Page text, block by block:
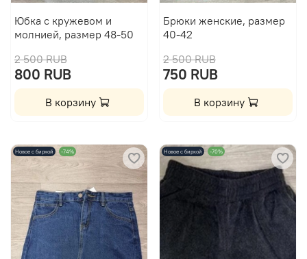
Юбка с кружевом и
молнией, размер 48-50
2 500 RUB
800 RUB
В корзину
Брюки женские, размер
40-42
2 500 RUB
750 RUB
В корзину
Новое с биркой -74% Новое с биркой -70%